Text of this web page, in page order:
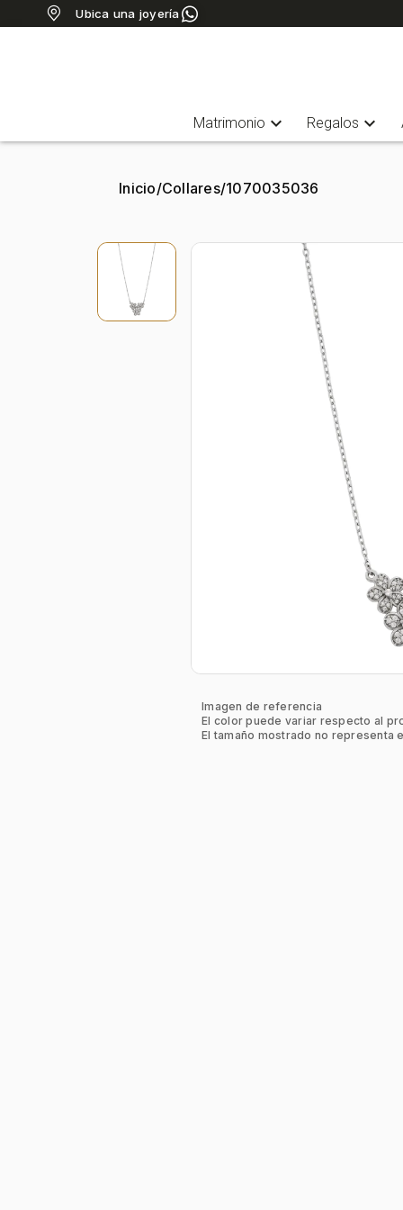
Ubica una joyería
Matrimonio expand_more Regalos expand_more
Inicio/Collares/1070035036
Imagen de referencia
El color puede variar respecto al
El tamaño mostrado no representa